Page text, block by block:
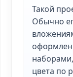
Такой
Обычно
цвета по